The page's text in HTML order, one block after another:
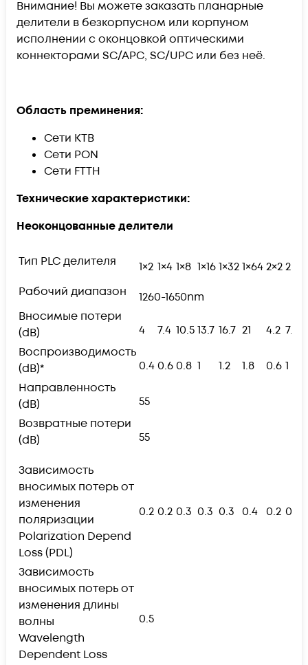
Внимание! Вы можете заказать планарные
делители в безкорпусном или корпуном
исполнении с оконцовкой оптическими
коннекторами SC/APC, SC/UPC или без неё.
Область преминения:
Сети КТВ
Сети PON
Сети FTTH
Технические характеристики:
Неоконцованные делители
Тип PLC делителя 1×2 1×4 1×8 1×161×321×642×22×4
Рабочий диапазон
1260-1650nm
Вносимые потери
(dB)
4 7.4 10.513.7 16.7 21 4.2 7.8
Воспроизводимость
(dB)*
0.40.60.8 1 1.2 1.8 0.6 1
Направленность
(dB)
55
Возвратные потери
(dB)
55
Зависимость
вносимых потерь от
изменения
поляризации
Polarization Depend
Loss (PDL)
0.2 0.2 0.3 0.3 0.3 0.4 0.2 0.2
Зависимость
вносимых потерь от
изменения длины
волны
Wavelength
Dependent Loss
0.5